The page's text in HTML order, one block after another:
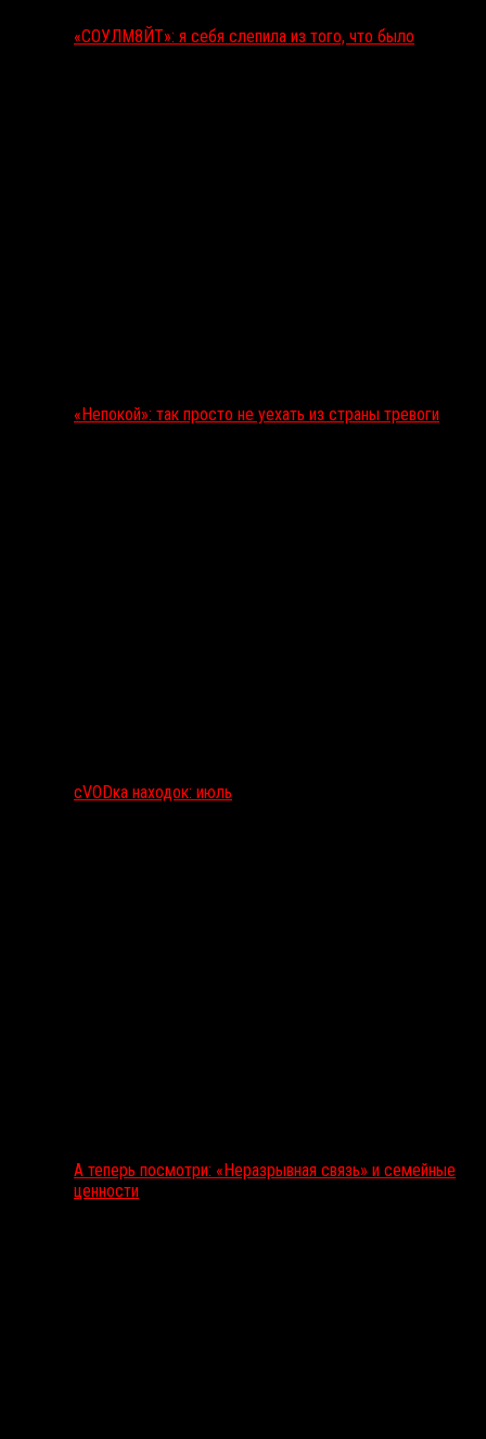
«СОУЛМ8ЙТ»: я себя слепила из того, что было
«Непокой»: так просто не уехать из страны тревоги
сVODка находок: июль
А теперь посмотри: «Неразрывная связь» и семейные
ценности